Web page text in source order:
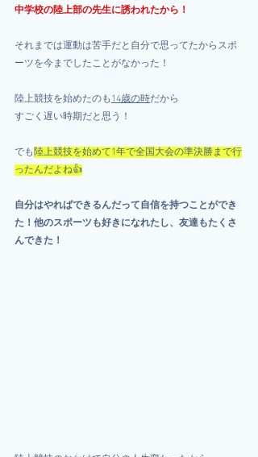
中学校の陸上部の先生に誘われたから！
それまでは運動は苦手だと自分で思ってたからスポ
ーツを今までしたことがなかった！
陸上競技を始めたのも 14歳の時だから
すごく遅い時期だと思う！
でも 陸上競技を始めて1年で全国大会の準決勝まで行
ったんだよね👍
自分はやればできるんだって自信を持つことができ
た！他のスポーツも好きになれたし、友達もたくさ
んできた！